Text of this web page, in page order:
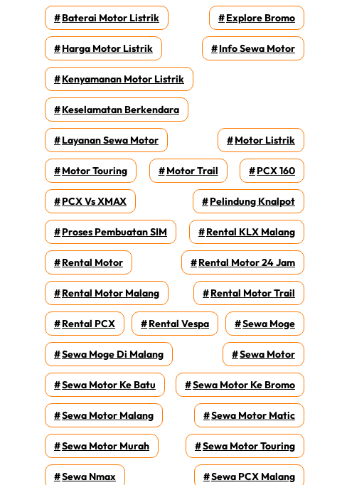
Baterai Motor Listrik Explore Bromo
Harga Motor Listrik Info Sewa Motor
Kenyamanan Motor Listrik
Keselamatan Berkendara
Layanan Sewa Motor Motor Listrik
Motor Touring Motor Trail PCX 160
PCX Vs XMAX Pelindung Knalpot
Proses Pembuatan SIM Rental KLX Malang
Rental Motor Rental Motor 24 Jam
Rental Motor Malang Rental Motor Trail
Rental PCX Rental Vespa Sewa Moge
Sewa Moge Di Malang Sewa Motor
Sewa Motor Ke Batu Sewa Motor Ke Bromo
Sewa Motor Malang Sewa Motor Matic
Sewa Motor Murah Sewa Motor Touring
Sewa Nmax Sewa PCX Malang